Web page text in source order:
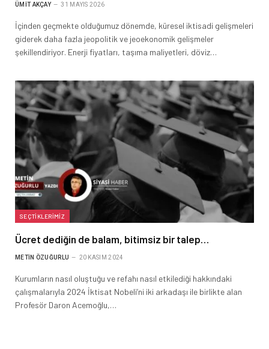
ÜMIT AKÇAY 31 MAYIS 2026
İçinden geçmekte olduğumuz dönemde, küresel iktisadi gelişmeleri
giderek daha fazla jeopolitik ve jeoekonomik gelişmeler
şekillendiriyor. Enerji fiyatları, taşıma maliyetleri, döviz…
SEÇTIKLERIMIZ
Ücret dediğin de balam, bitimsiz bir talep…
METIN ÖZUĞURLU 20 KASIM 2024
Kurumların nasıl oluştuğu ve refahı nasıl etkilediği hakkındaki
çalışmalarıyla 2024 İktisat Nobeli’ni iki arkadaşı ile birlikte alan
Profesör Daron Acemoğlu,…